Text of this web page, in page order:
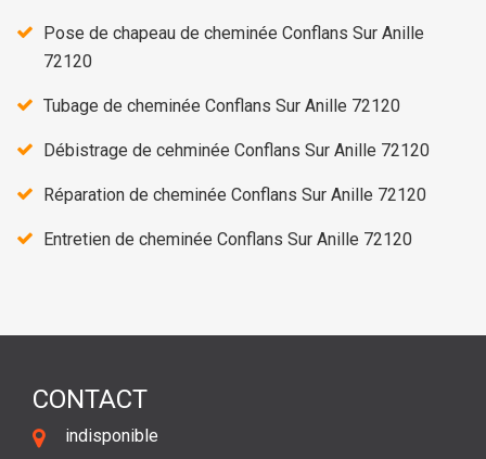
Pose de chapeau de cheminée Conflans Sur Anille
72120
Tubage de cheminée Conflans Sur Anille 72120
Débistrage de cehminée Conflans Sur Anille 72120
Réparation de cheminée Conflans Sur Anille 72120
Entretien de cheminée Conflans Sur Anille 72120
CONTACT
indisponible